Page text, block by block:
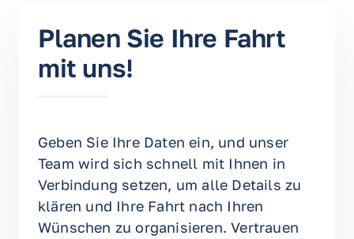
Planen Sie Ihre Fahrt
mit uns!
Geben Sie Ihre Daten ein, und unser
Team wird sich schnell mit Ihnen in
Verbindung setzen, um alle Details zu
klären und Ihre Fahrt nach Ihren
Wünschen zu organisieren. Vertrauen